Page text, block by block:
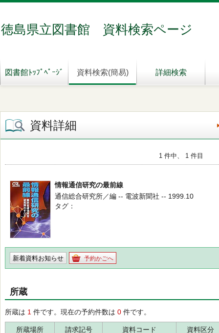
徳島県立図書館 資料検索ページ
図書館ﾄｯﾌﾟﾍﾟｰｼﾞ 資料検索(簡易) 詳細検索
資料詳細
1 件中、 1 件目
情報通信研究の最前線
通信総合研究所／編 -- 電波新聞社 -- 1999.10
タグ
新着資料お知らせ 予約かごへ
所蔵
所蔵は 1 件です。現在の予約件数は 0 件です。
所蔵場所 請求記号 資料コード 資料区分